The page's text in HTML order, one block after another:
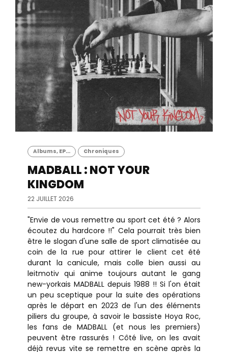
Albums, EP... Chroniques
MADBALL : NOT YOUR
KINGDOM
22 JUILLET 2026
"Envie de vous remettre au sport cet été ? Alors
écoutez du hardcore !!" Cela pourrait très bien
être le slogan d'une salle de sport climatisée au
coin de la rue pour attirer le client cet été
durant la canicule, mais colle bien aussi au
leitmotiv qui anime toujours autant le gang
new-yorkais MADBALL depuis 1988 !! Si l'on était
un peu sceptique pour la suite des opérations
après le départ en 2023 de l'un des éléments
piliers du groupe, à savoir le bassiste Hoya Roc,
les fans de MADBALL (et nous les premiers)
peuvent être rassurés ! Côté live, on les avait
déjà revus vite se remettre en scène après la